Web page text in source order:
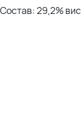
Состав: 29,2%